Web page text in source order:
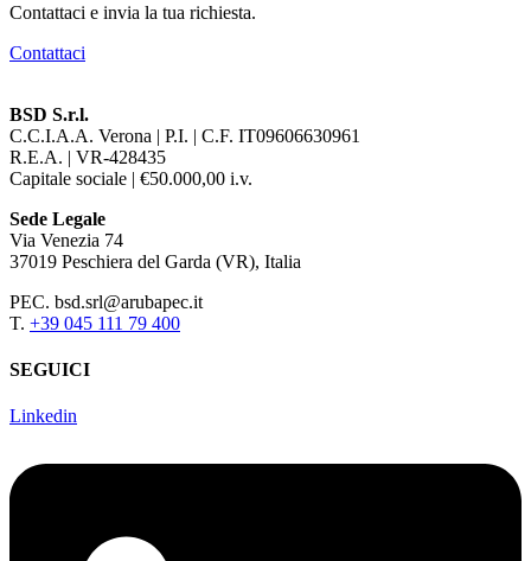
Contattaci e invia la tua richiesta.
Contattaci
BSD S.r.l.
C.C.I.A.A. Verona | P.I. | C.F. IT09606630961
R.E.A. | VR-428435
Capitale sociale | €50.000,00 i.v.
Sede Legale
Via Venezia 74
37019 Peschiera del Garda (VR), Italia
PEC. bsd.srl@arubapec.it
T. +39 045 111 79 400
SEGUICI
Linkedin